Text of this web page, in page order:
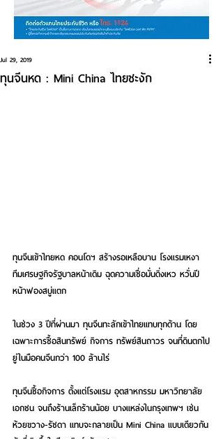
ทุนจีนหด : Mini China ไทยชะงัก
Jul 29, 2019
ทุนจีนเข้าไทยหด คอนโดฯ สร้างรอเหลือบาน โรงแรมเหงา
ทีมเศรษฐกิจรัฐบาลหน้าเดิม ฉุดความเชื่อมั่นดิ่งเหว หวั่นปี
หน้าฟองสบู่แตก
ในช่วง 3 ปีที่ผ่านมา ทุนจีนทะลักเข้าไทยแทบทุกด้าน โดย
เฉพาะการซื้อสินทรัพย์ กิจการ ทรัพย์สินถาวร จนที่ดินตกไป
ยู่ในมือคนจีนกว่า 100 ล้านไร่
ทุนจีนซื้อกิจการ ตั้งแต่โรงแรม อุตสาหกรรม มหาวิทยาลัย
เอกชน จนถึงร้านเล็กร้านน้อย บางแหล่งในกรุงเทพฯ เช่น
ห้วยขวาง-รัชดา แทบจะกลายเป็น Mini China แบบเดียวกัน